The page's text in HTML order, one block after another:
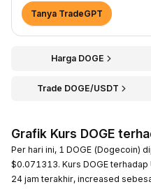
Tanya TradeGPT
Harga DOGE
Trade DOGE/USDT
Grafik Kurs DOGE
Per hari ini, 1 DOGE (Dogecoin)
$0.071313. Kurs DOGE
24 jam terakhir, increased